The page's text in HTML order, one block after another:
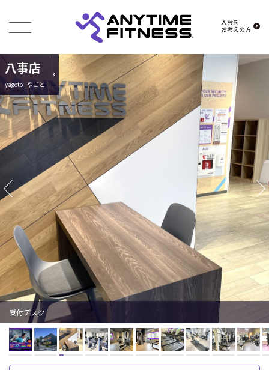
入会を
お考えの方
八事店
yagoto | やごと
受付デスク